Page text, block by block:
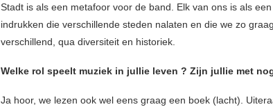
Stadt is als een metafoor voor de band. Elk van ons is als
indrukken die verschillende steden nalaten en die we zo
verschillend, qua diversiteit en historiek.
Welke rol speelt muziek in jullie leven ? Zijn jullie met
Ja hoor, we lezen ook wel eens graag een boek (lacht).